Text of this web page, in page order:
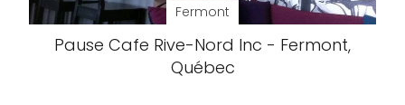
Fermont
Pause Cafe Rive-Nord Inc - Fermont,
Québec